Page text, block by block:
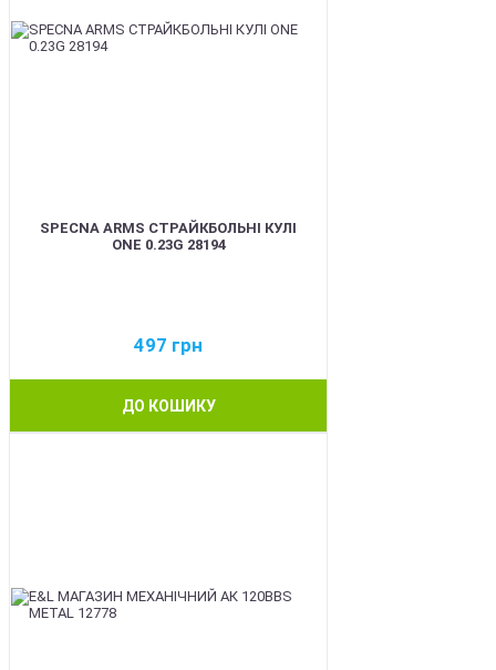
SPECNA ARMS СТРАЙКБОЛЬНІ КУЛІ
ONE 0.23G 28194
497 грн
ДО КОШИКУ